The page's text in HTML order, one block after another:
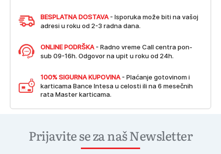
BESPLATNA DOSTAVA - Isporuka može biti na vašoj
adresi u roku od 2-3 radna dana.
ONLINE PODRŠKA - Radno vreme Call centra pon-
sub 09-16h. Odgovor na upit u roku od 24h.
100% SIGURNA KUPOVINA - Plaćanje gotovinom i
karticama Bance Intesa u celosti ili na 6 mesečnih
rata Master karticama.
Prijavite se za naš Newsletter